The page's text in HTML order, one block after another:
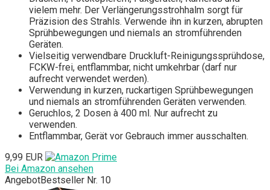
vielem mehr. Der Verlängerungsstrohhalm sorgt für
Präzision des Strahls. Verwende ihn in kurzen, abrupten
Sprühbewegungen und niemals an stromführenden
Geräten.
Vielseitig verwendbare Druckluft-Reinigungssprühdose,
FCKW-frei, entflammbar, nicht umkehrbar (darf nur
aufrecht verwendet werden).
Verwendung in kurzen, ruckartigen Sprühbewegungen
und niemals an stromführenden Geräten verwenden.
Geruchlos, 2 Dosen à 400 ml. Nur aufrecht zu
verwenden.
Entflammbar, Gerät vor Gebrauch immer ausschalten.
9,99 EUR
Bei Amazon ansehen
AngebotBestseller Nr. 10